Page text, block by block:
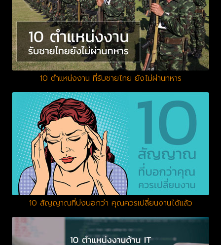
10 ตำแหน่งงาน ที่รับชายไทย ยังไม่ผ่านทหาร
10 สัญญาณที่บ่งบอกว่า คุณควรเปลี่ยนงานได้แล้ว